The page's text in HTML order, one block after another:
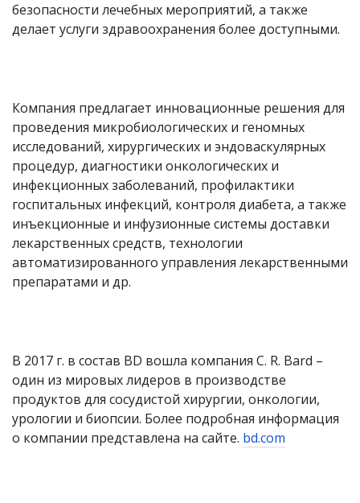
безопасности лечебных мероприятий, а также
делает услуги здравоохранения более доступными.
Компания предлагает инновационные решения для
проведения микробиологических и геномных
исследований, хирургических и эндоваскулярных
процедур, диагностики онкологических и
инфекционных заболеваний, профилактики
госпитальных инфекций, контроля диабета, а также
инъекционные и инфузионные системы доставки
лекарственных средств, технологии
автоматизированного управления лекарственными
препаратами и др.
В 2017 г. в состав BD вошла компания C. R. Bard –
один из мировых лидеров в производстве
продуктов для сосудистой хирургии, онкологии,
урологии и биопсии. Более подробная информация
о компании представлена на сайте. bd.com